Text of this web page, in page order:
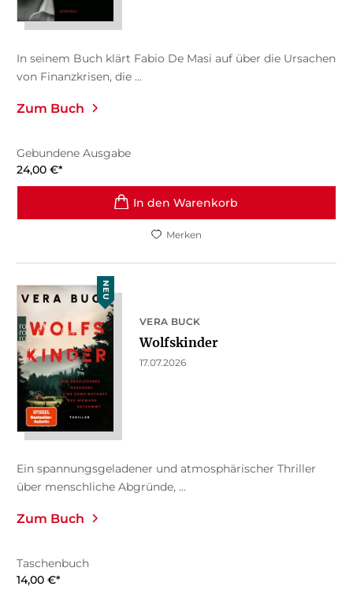
In seinem Buch klärt Fabio De Masi auf über die Ursachen
von Finanzkrisen, die ...
Zum Buch
Gebundene Ausgabe
24,00 €*
In den Warenkorb
Merken
NEU
VERA BUCK
Wolfskinder
17.07.2026
Ein spannungsgeladener und atmosphärischer Thriller
über menschliche Abgründe, ...
Zum Buch
Taschenbuch
14,00 €*